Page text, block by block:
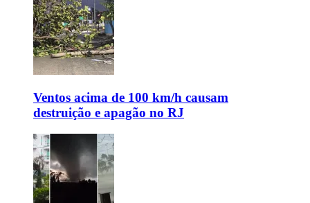
Ventos acima de 100 km/h causam
destruição e apagão no RJ